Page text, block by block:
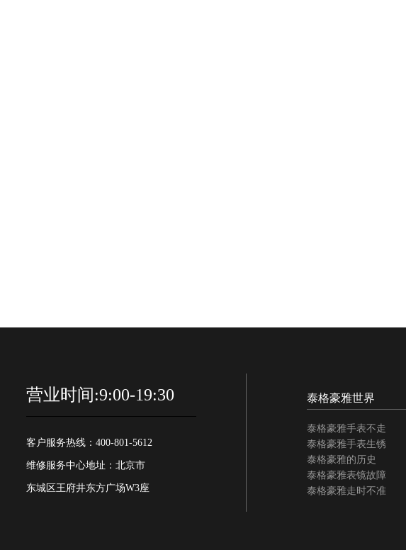
营业时间:9:00-19:30
客户服务热线：400-801-5612
维修服务中心地址：北京市
东城区王府井东方广场W3座
泰格豪雅世界
泰格豪雅手表不走
泰格豪雅手表生锈
泰格豪雅的历史
泰格豪雅表镜故障
泰格豪雅走时不准